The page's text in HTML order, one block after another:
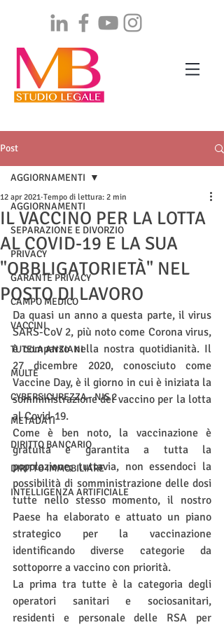
Post
AGGIORNAMENTI
SEPARAZIONE E DIVORZIO
PRIVACY
GARANTE PRIVACY
CAMPO MEDICO
VACCINI
TUTELA ANZIANI
MULTE
CYBERSICUREZZA - NIS 2
METADATI
DIRITTO BANCARIO
DIRITTO IMMOBILIARE
INTELLIGENZA ARTIFICIALE
AGGIORNAMENTI
IL VACCINO PER LA LOTTA
AL COVID-19 E LA SUA
"OBBLIGATORIETÀ" NEL
POSTO DI LAVORO
12 apr 2021 Tempo di lettura: 2 min
Da quasi un anno a questa parte, il virus
SARS-CoV 2, più noto come Corona virus,
è comparso nella nostra quotidianità. Il
27 dicembre 2020, conosciuto come
Vaccine Day, è il giorno in cui è iniziata la
somministrazione del vaccino per la lotta
al Covid-19.
Come è ben noto, la vaccinazione è
gratuita e garantita a tutta la
popolazione; tuttavia, non essendoci la
possibilità di somministrazione delle dosi
tutte nello stesso momento, il nostro
Paese ha elaborato e attuato un piano
strategico per la vaccinazione
identificando diverse categorie da
sottoporre a vaccino con priorità.
La prima tra tutte è la categoria degli
operatori sanitari e sociosanitari,
residenti e personale delle RSA per